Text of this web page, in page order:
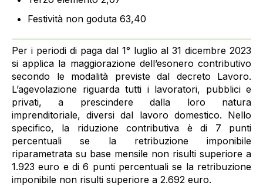
Festività non goduta 63,40
Per i periodi di paga dal 1° luglio al 31 dicembre 2023
si applica la maggiorazione dell’esonero contributivo
secondo le modalità previste dal decreto Lavoro.
L’agevolazione riguarda tutti i lavoratori, pubblici e
privati, a prescindere dalla loro natura
imprenditoriale, diversi dal lavoro domestico. Nello
specifico, la riduzione contributiva è di 7 punti
percentuali se la retribuzione imponibile
riparametrata su base mensile non risulti superiore a
1.923 euro e di 6 punti percentuali se la retribuzione
imponibile non risulti superiore a 2.692 euro.